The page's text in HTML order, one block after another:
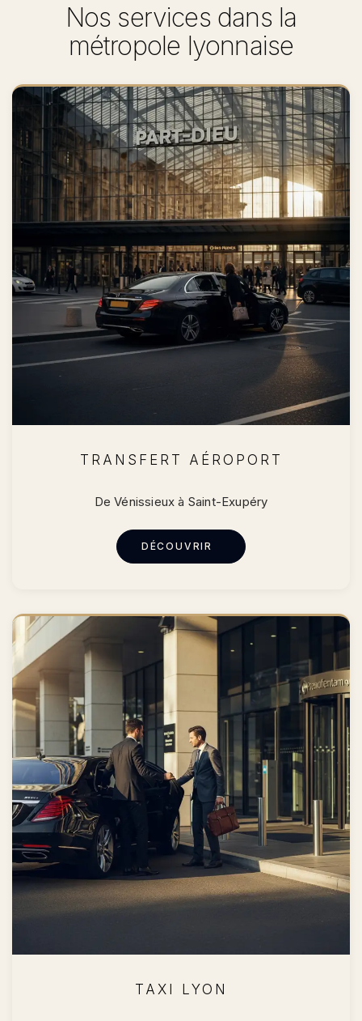
Nos services dans la
métropole lyonnaise
TRANSFERT AÉROPORT
De Vénissieux à Saint-Exupéry
DÉCOUVRIR
TAXI LYON